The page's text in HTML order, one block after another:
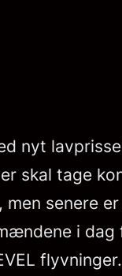
nyt
skal tage
senere
i